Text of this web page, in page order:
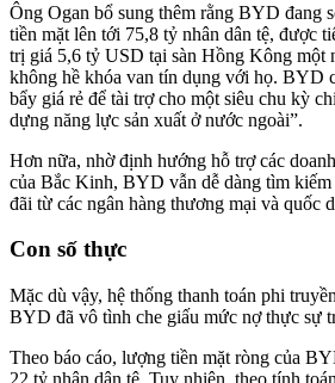
Ông Ogan bổ sung thêm rằng BYD đang
tiền mặt lên tới 75,8 tỷ nhân dân tệ, được
trị giá 5,6 tỷ USD tại sàn Hồng Kông một
không hề khóa van tín dụng với họ. BYD
bẩy giá rẻ để tài trợ cho một siêu chu kỳ
dựng năng lực sản xuất ở nước ngoài”.
Hơn nữa, nhờ định hướng hỗ trợ các
của Bắc Kinh, BYD vẫn dễ dàng tìm
đãi từ các ngân hàng thương mại và quốc
Con số thực
Mặc dù vậy, hệ thống thanh toán phi
BYD đã vô tình che giấu mức nợ thực sự
Theo báo cáo, lượng tiền mặt ròng của